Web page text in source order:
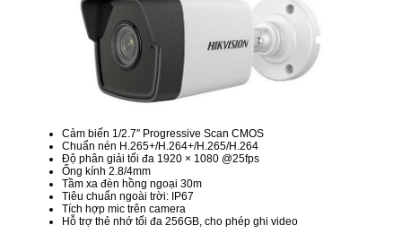
Cảm biến 1/2.7″ Progressive Scan CMOS
Chuẩn nén H.265+/H.264+/H.265/H.264
Độ phân giải tối đa 1920 × 1080 @25fps
Ống kính 2.8/4mm
Tầm xa đèn hồng ngoại 30m
Tiêu chuẩn ngoài trời: IP67
Tích hợp mic trên camera
Hỗ trợ thẻ nhớ tối đa 256GB, cho phép ghi video